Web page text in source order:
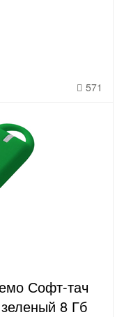
571
Софт-тач
8 Гб